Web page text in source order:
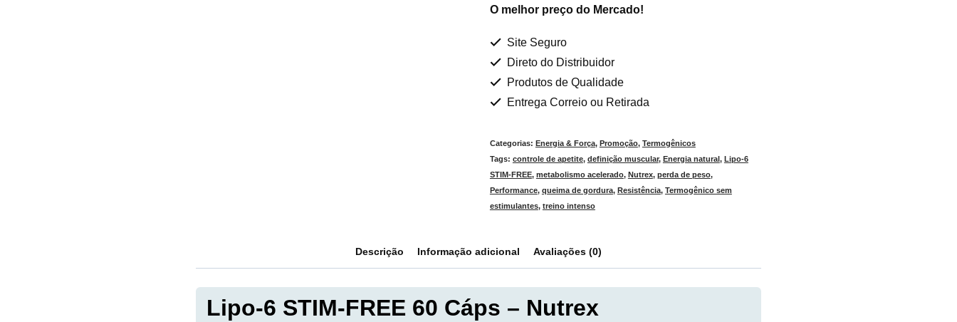
O melhor preço do Mercado!
Site Seguro
Direto do Distribuidor
Produtos de Qualidade
Entrega Correio ou Retirada
Categorias: Energia & Força, Promoção, Termogênicos
Tags: controle de apetite, definição muscular, Energia natural, Lipo-6
STIM-FREE, metabolismo acelerado, Nutrex, perda de peso,
Performance, queima de gordura, Resistência, Termogênico sem
estimulantes, treino intenso
Descrição Informação adicional Avaliações (0)
Lipo-6 STIM-FREE 60 Cáps – Nutrex